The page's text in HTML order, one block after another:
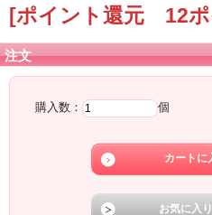
[ポイント還元 12ポ
注文
購入数： 個